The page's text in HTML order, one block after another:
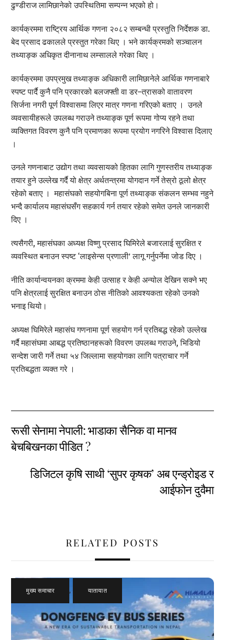
ढुण्डीराज लामिछानेको उपस्थितिमा सम्पन्न भएको हो।
कार्यक्रममा राष्ट्रिय आर्थिक गणना २०८२ सम्बन्धी प्रस्तुति निर्देशक डा.
बेद प्रसाद ढकालले प्रस्तुत गरेका थिए । भने कार्यक्रमको सञ्चालन
तथ्याङ्क अधिकृत दीनानाथ लम्सालले गरेका थिए ।
कार्यक्रममा उपप्रमुख तथ्याङ्क अधिकारी लामिछानेले आर्थिक गणनाबारे
स्पष्ट पार्दै कुनै पनि प्रकारको बलजफ्ती वा डर–त्रासको वातावरण
सिर्जना नगरी पूर्ण विश्वासमा लिएर मात्र गणना गरिएको बताए । उनले
व्यवसायीहरूले उपलब्ध गराउने तथ्याङ्क पूर्ण रूपमा गोप्य रहने तथा
व्यक्तिगत विवरण कुनै पनि प्रमाणका रूपमा प्रयोग नगरिने विश्वास दिलाए
।
उनले गणनाबाट उद्योग तथा व्यवसायको हितका लागि गुणस्तरीय तथ्याङ्क
तयार हुने उल्लेख गर्दै यो क्षेत्र अर्थतन्त्रमा योगदान गर्ने तेस्रो ठूलो क्षेत्र
रहेको बताए । महासंघको सहयोगबिना पूर्ण तथ्याङ्क संकलन सम्भव नहुने
भन्दै कार्यालय महासंघसँग सहकार्य गर्न तयार रहेको समेत उनले जानकारी
दिए ।
त्यसैगरी, महासंघका अध्यक्ष विष्णु प्रसाद घिमिरेले बजारलाई सुरक्षित र
व्यवस्थित बनाउन स्पष्ट ‘लाइसेन्स प्रणाली’ लागू गर्नुपर्नेमा जोड दिए ।
नीति कार्यान्वयनका क्रममा केही उत्साह र केही अन्योल देखिन सक्ने भए
पनि क्षेत्रलाई सुरक्षित बनाउन ठोस नीतिको आवश्यकता रहेको उनको
भनाइ थियो।
अध्यक्ष घिमिरेले महासंघ गणनामा पूर्ण सहयोग गर्न प्रतिबद्ध रहेको उल्लेख
गर्दै महासंघमा आबद्ध प्रतिष्ठानहरूको विवरण उपलब्ध गराउने, भिडियो
सन्देश जारी गर्ने तथा ५४ जिल्लामा सहयोगका लागि पत्राचार गर्ने
प्रतिबद्धता व्यक्त गरे ।
रूसी सेनामा नेपाली: भाडाका सैनिक वा मानव
बेचबिखनका पीडित ?
डिजिटल कृषि साथी ‘सुपर कृषक’ अब एन्ड्रोइड र
आईफोन दुवैमा
RELATED POSTS
मुख्य समाचार , यातायात